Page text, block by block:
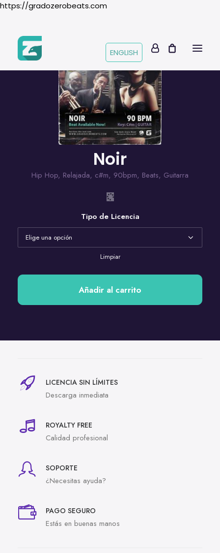
https://gradozerobeats.com
ENGLISH
Noir
Hip Hop, Relajada, c#m, 90bpm, Beats, Guitarra
Tipo de Licencia
Limpiar
Añadir al carrito
LICENCIA SIN LÍMITES
Descarga inmediata
ROYALTY FREE
Calidad profesional
SOPORTE
¿Necesitas ayuda?
PAGO SEGURO
Estás en buenas manos